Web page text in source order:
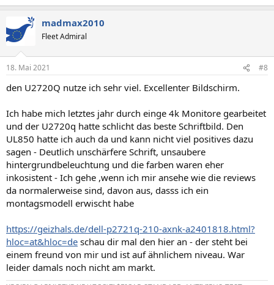
madmax2010
Fleet Admiral
18. Mai 2021 #8
den U2720Q nutze ich sehr viel. Excellenter Bildschirm.
Ich habe mich letztes jahr durch einge 4k Monitore gearbeitet
und der U2720q hatte schlicht das beste Schriftbild. Den
UL850 hatte ich auch da und kann nicht viel positives dazu
sagen - Deutlich unschärfere Schrift, unsaubere
hintergrundbeleuchtung und die farben waren eher
inkosistent - Ich gehe ,wenn ich mir ansehe wie die reviews
da normalerweise sind, davon aus, dasss ich ein
montagsmodell erwischt habe
https://geizhals.de/dell-p2721q-210-axnk-a2401818.html?
hloc=at&hloc=de schau dir mal den hier an - der steht bei
einem freund von mir und ist auf ähnlichem niveau. War
leider damals noch nicht am markt.